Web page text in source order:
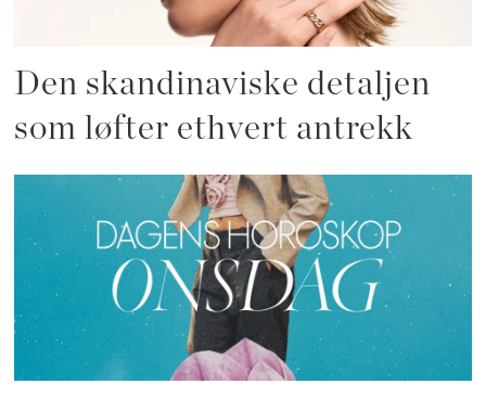
Den skandinaviske detaljen
som løfter ethvert antrekk